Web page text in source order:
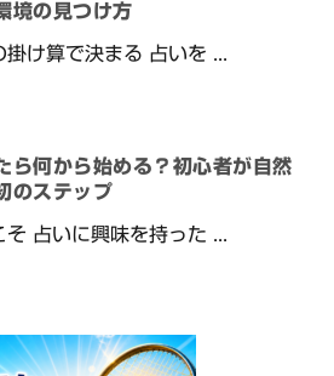
境の見つけ方
け算で決まる 占いを ...
ら何から始める？初心者が自然
のステップ
占いに興味を持った ...